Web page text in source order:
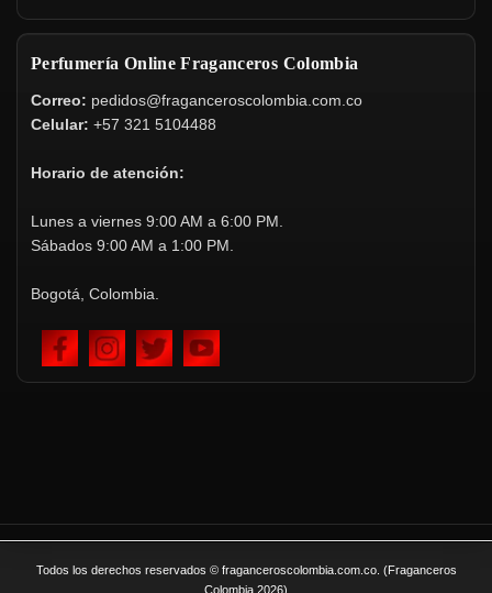
Perfumería Online Fraganceros Colombia
Correo: pedidos@fraganceroscolombia.com.co
Celular: +57 321 5104488
Horario de atención:
Lunes a viernes 9:00 AM a 6:00 PM.
Sábados 9:00 AM a 1:00 PM.
Bogotá, Colombia.
Todos los derechos reservados © fraganceroscolombia.com.co. (Fraganceros
Colombia 2026)